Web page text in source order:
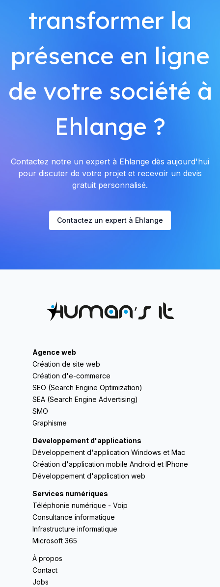
transformer la
présence en ligne
de votre société à
Ehlange ?
Contactez notre un expert à Ehlange dès aujourd'hui
pour discuter de votre projet et recevoir un devis
gratuit personnalisé.
Contactez un expert à Ehlange
Agence web
Création de site web
Création d'e-commerce
SEO (Search Engine Optimization)
SEA (Search Engine Advertising)
SMO
Graphisme
Développement d'applications
Développement d'application Windows et Mac
Création d'application mobile Android et IPhone
Développement d'application web
Services numériques
Téléphonie numérique - Voip
Consultance informatique
Infrastructure informatique
Microsoft 365
À propos
Contact
Jobs